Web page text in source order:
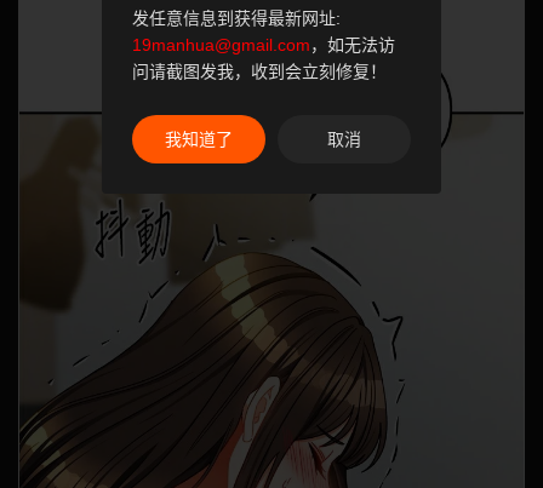
发任意信息到获得最新网址:
19manhua@gmail.com，如无法访
问请截图发我，收到会立刻修复！
我知道了 取消